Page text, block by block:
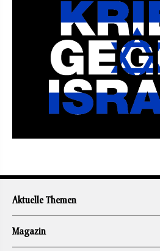
Aktuelle Themen
Magazin